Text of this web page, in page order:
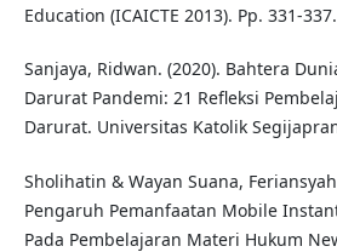
Education (ICAICTE 2013). Pp. 331-337.
Sanjaya, Ridwan. (2020). Bahtera
Darurat Pandemi: 21 Refleksi
Darurat. Universitas Katolik
Sholihatin & Wayan Suana,
Pengaruh Pemanfaatan Mobile
Pada Pembelajaran Materi Hukum